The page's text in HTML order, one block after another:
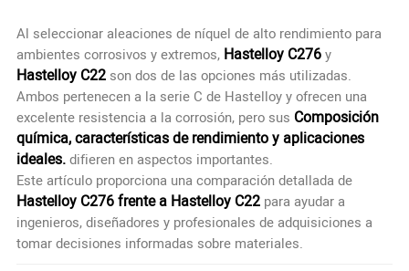
Al seleccionar aleaciones de níquel de alto rendimiento para
ambientes corrosivos y extremos, Hastelloy C276y
Hastelloy C22son dos de las opciones más utilizadas.
Ambos pertenecen a la serie C de Hastelloy y ofrecen una
excelente resistencia a la corrosión, pero sus Composición
química, características de rendimiento y aplicaciones
ideales.difieren en aspectos importantes.
Este artículo proporciona una comparación detallada de
Hastelloy C276 frente a Hastelloy C22para ayudar a
ingenieros, diseñadores y profesionales de adquisiciones a
tomar decisiones informadas sobre materiales.